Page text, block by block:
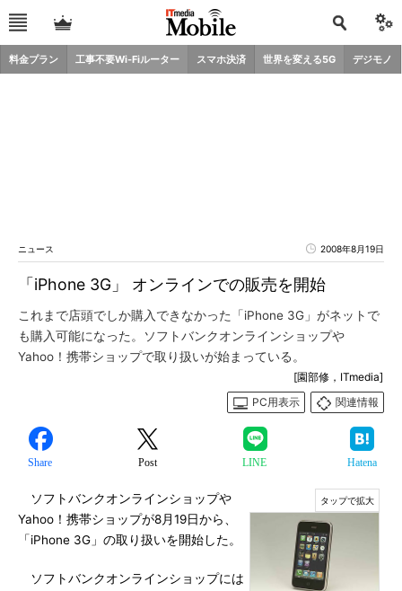
料金プラン 工事不要Wi-Fiルーター スマホ決済 世界を変える5G デジモノ
ニュース 2008年8月19日
「iPhone 3G」 オンラインでの販売を開始
これまで店頭でしか購入できなかった「iPhone 3G」がネットで
も購入可能になった。ソフトバンクオンラインショップや
Yahoo！携帯ショップで取り扱いが始まっている。
[園部修，ITmedia]
PC用表示
関連情報
Share Post LINE Hatena
ソフトバンクオンラインショップや
Yahoo！携帯ショップが8月19日から、
「iPhone 3G」の取り扱いを開始した。
ソフトバンクオンラインショップには